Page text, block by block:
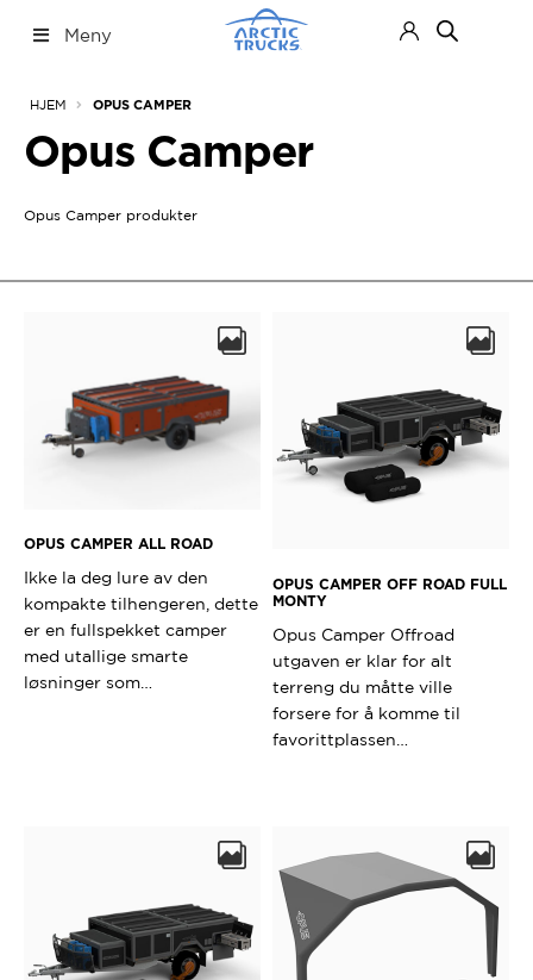
til
til
Meny
HJEM OPUS CAMPER
Opus Camper
Opus Camper produkter
OPUS CAMPER ALL ROAD
Ikke la deg lure av den
kompakte tilhengeren, dette
er en fullspekket camper
med utallige smarte
løsninger som…
OPUS CAMPER OFF ROAD FULL
MONTY
Opus Camper Offroad
utgaven er klar for alt
terreng du måtte ville
forsere for å komme til
favorittplassen…